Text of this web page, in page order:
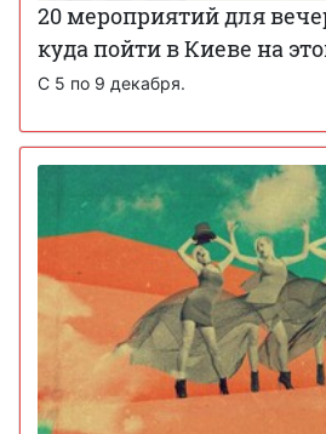
20 мероприятий для
куда пойти в Киеве на
С 5 по 9 декабря.